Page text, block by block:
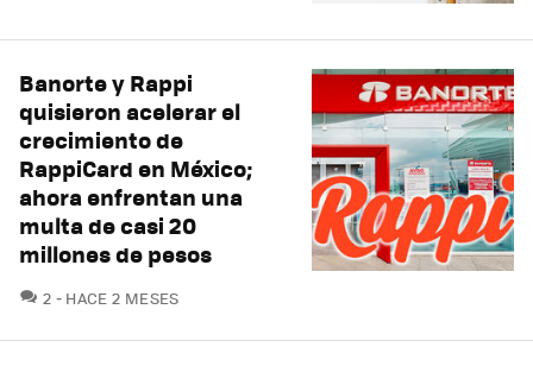
Banorte y Rappi
quisieron acelerar el
crecimiento de
RappiCard en México;
ahora enfrentan una
multa de casi 20
millones de pesos
2 COMENTARIOS
HACE 2 MESES